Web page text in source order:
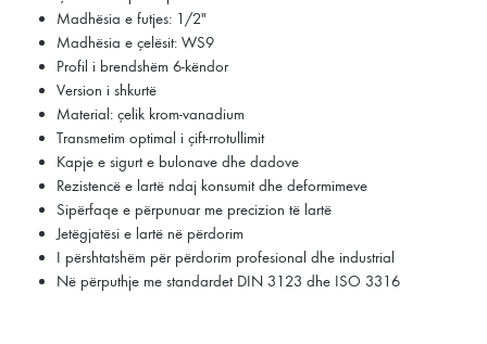
Madhësia e futjes: 1/2"
Madhësia e çelësit: WS9
Profil i brendshëm 6-këndor
Version i shkurtë
Material: çelik krom-vanadium
Transmetim optimal i çift-rrotullimit
Kapje e sigurt e bulonave dhe dadove
Rezistencë e lartë ndaj konsumit dhe deformimeve
Sipërfaqe e përpunuar me precizion të lartë
Jetëgjatësi e lartë në përdorim
I përshtatshëm për përdorim profesional dhe industrial
Në përputhje me standardet DIN 3123 dhe ISO 3316